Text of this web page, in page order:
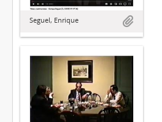
Seguel, Enrique